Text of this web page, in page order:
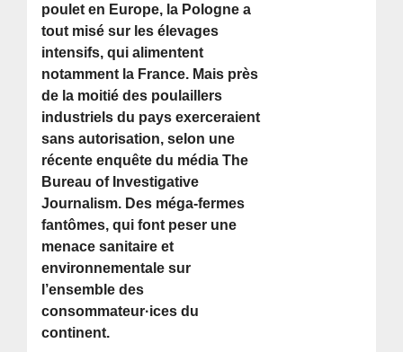
poulet en Europe, la Pologne a
tout misé sur les élevages
intensifs, qui alimentent
notamment la France. Mais près
de la moitié des poulaillers
industriels du pays exerceraient
sans autorisation, selon une
récente enquête du média The
Bureau of Investigative
Journalism. Des méga-fermes
fantômes, qui font peser une
menace sanitaire et
environnementale sur
l’ensemble des
consommateur·ices du
continent.